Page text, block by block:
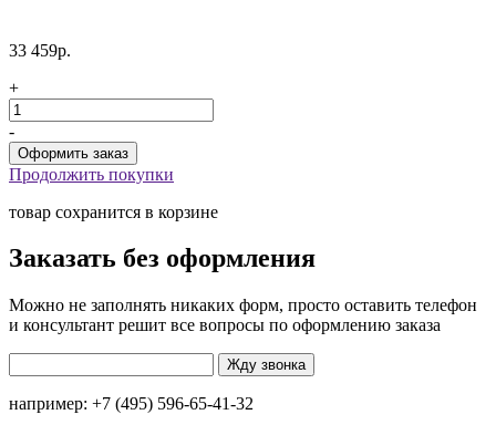
33 459р.
+
-
Продолжить покупки
товар сохранится в корзине
Заказать без оформления
Можно не заполнять никаких форм, просто оставить телефон
и консультант решит все вопросы по оформлению заказа
например: +7 (495) 596-65-41-32